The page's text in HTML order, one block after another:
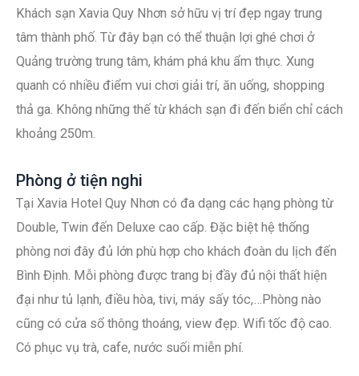
Khách sạn Xavia Quy Nhơn sở hữu vị trí đẹp ngay trung
tâm thành phố. Từ đây bạn có thể thuận lợi ghé chơi ở
Quảng trường trung tâm, khám phá khu ẩm thực. Xung
quanh có nhiều điểm vui chơi giải trí, ăn uống, shopping
thả ga. Không những thế từ khách sạn đi đến biển chỉ cách
khoảng 250m.
Phòng ở tiện nghi
Tại Xavia Hotel Quy Nhơn có đa dạng các hạng phòng từ
Double, Twin đến Deluxe cao cấp. Đặc biệt hệ thống
phòng nơi đây đủ lớn phù hợp cho khách đoàn du lịch đến
Bình Định. Mỗi phòng được trang bị đầy đủ nội thất hiện
đại như tủ lạnh, điều hòa, tivi, máy sấy tóc,…Phòng nào
cũng có cửa sổ thông thoáng, view đẹp. Wifi tốc độ cao.
Có phục vụ trà, cafe, nước suối miễn phí.